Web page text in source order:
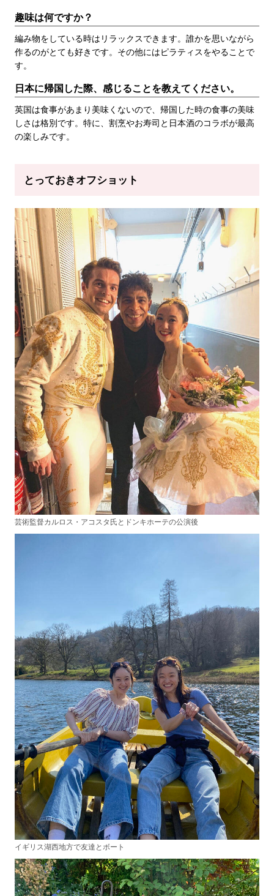
趣味は何ですか？
編み物をしている時はリラックスできます。誰かを思いながら
作るのがとても好きです。その他にはピラティスをやることで
す。
日本に帰国した際、感じることを教えてください。
英国は食事があまり美味くないので、帰国した時の食事の美味
しさは格別です。特に、割烹やお寿司と日本酒のコラボが最高
の楽しみです。
とっておきオフショット
芸術監督カルロス・アコスタ氏とドンキホーテの公演後
イギリス湖西地方で友達とボート